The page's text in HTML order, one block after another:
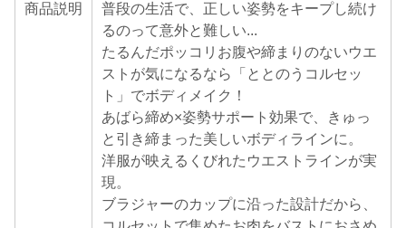
商品説明
普段の生活で、正しい姿勢をキープし続け
るのって意外と難しい...
たるんだポッコリお腹や締まりのないウエ
ストが気になるなら「ととのうコルセッ
ト」でボディメイク！
あばら締め×姿勢サポート効果で、きゅっ
と引き締まった美しいボディラインに。
洋服が映えるくびれたウエストラインが実
現。
ブラジャーのカップに沿った設計だから、